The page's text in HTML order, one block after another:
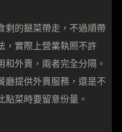
剩的餸菜帶走，不過順帶
，實際上營業執照不許
和外賣，兩者完全分隔。
廳提供外賣服務，還是不
點菜時要留意份量。